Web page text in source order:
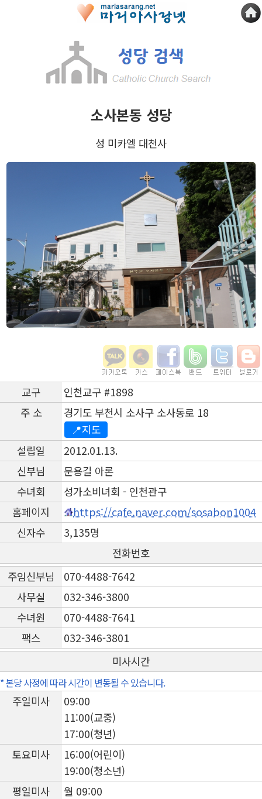
소사본동 성당
성 미카엘 대천사
교구
인천교구 #1898
주 소
경기도 부천시 소사구 소사동로 18
📍지도
설립일
2012.01.13.
신부님
문용길 아론
수녀회
성가소비녀회 - 인천관구
홈페이지
https://cafe.naver.com/sosabon1004
신자수
3,135명
전화번호
주임신부님
070-4488-7642
사무실
032-346-3800
수녀원
070-4488-7641
팩스
032-346-3801
미사시간
* 본당 사정에 따라 시간이 변동될 수 있습니다.
주일미사
09:00
11:00(교중)
17:00(청년)
토요미사
16:00(어린이)
19:00(청소년)
평일미사
월 09:00